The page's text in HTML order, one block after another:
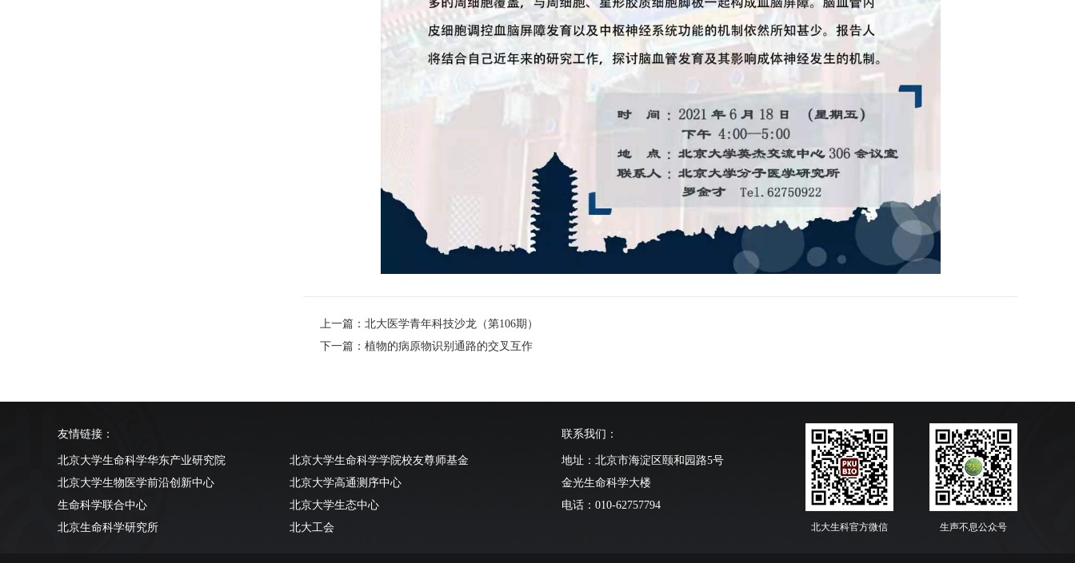
上一篇：北大医学青年科技沙龙（第106期）
下一篇：植物的病原物识别通路的交叉互作
友情链接：
北京大学生命科学华东产业研究院
北京大学生命科学学院校友尊师基金
北京大学生物医学前沿创新中心
北京大学高通测序中心
生命科学联合中心
北京大学生态中心
北京生命科学研究所
北大工会
联系我们：
地址：北京市海淀区颐和园路5号
金光生命科学大楼
电话：010-62757794
北大生科官方微信 生声不息公众号